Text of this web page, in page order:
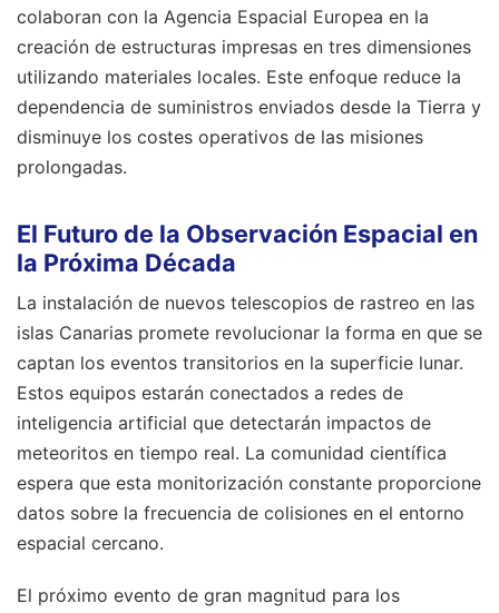
colaboran con la Agencia Espacial Europea en la
creación de estructuras impresas en tres dimensiones
utilizando materiales locales. Este enfoque reduce la
dependencia de suministros enviados desde la Tierra y
disminuye los costes operativos de las misiones
prolongadas.
El Futuro de la Observación Espacial en
la Próxima Década
La instalación de nuevos telescopios de rastreo en las
islas Canarias promete revolucionar la forma en que se
captan los eventos transitorios en la superficie lunar.
Estos equipos estarán conectados a redes de
inteligencia artificial que detectarán impactos de
meteoritos en tiempo real. La comunidad científica
espera que esta monitorización constante proporcione
datos sobre la frecuencia de colisiones en el entorno
espacial cercano.
El próximo evento de gran magnitud para los